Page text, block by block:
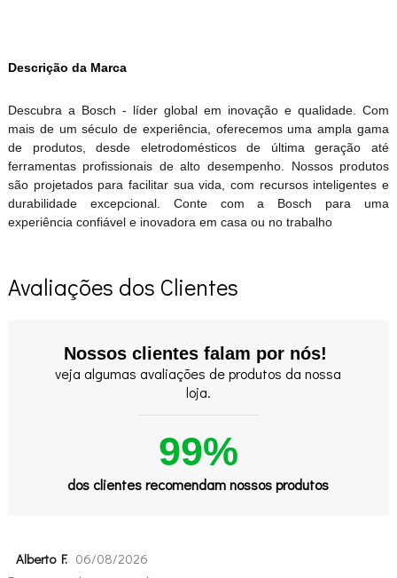
Descrição da Marca
Descubra a Bosch - líder global em inovação e qualidade. Com
mais de um século de experiência, oferecemos uma ampla gama
de produtos, desde eletrodomésticos de última geração até
ferramentas profissionais de alto desempenho. Nossos produtos
são projetados para facilitar sua vida, com recursos inteligentes e
durabilidade excepcional. Conte com a Bosch para uma
experiência confiável e inovadora em casa ou no trabalho
Avaliações dos Clientes
Nossos clientes falam por nós!
veja algumas avaliações de produtos da nossa
loja.
99%
dos clientes recomendam nossos produtos
Alberto F. 06/08/2026